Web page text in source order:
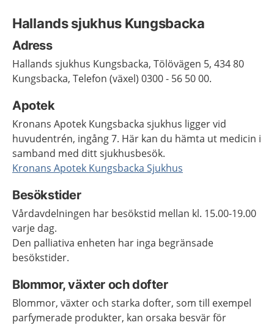
Hallands sjukhus Kungsbacka
Adress
Hallands sjukhus Kungsbacka, Tölövägen 5, 434 80
Kungsbacka, Telefon (växel) 0300 - 56 50 00.
Apotek
Kronans Apotek Kungsbacka sjukhus ligger vid
huvudentrén, ingång 7. Här kan du hämta ut medicin i
samband med ditt sjukhusbesök.
Kronans Apotek Kungsbacka Sjukhus
Besökstider
Vårdavdelningen har besökstid mellan kl. 15.00-19.00
varje dag.
Den palliativa enheten har inga begränsade
besökstider.
Blommor, växter och dofter
Blommor, växter och starka dofter, som till exempel
parfymerade produkter, kan orsaka besvär för